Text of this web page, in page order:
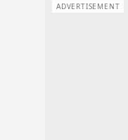
ADVERTISEMENT